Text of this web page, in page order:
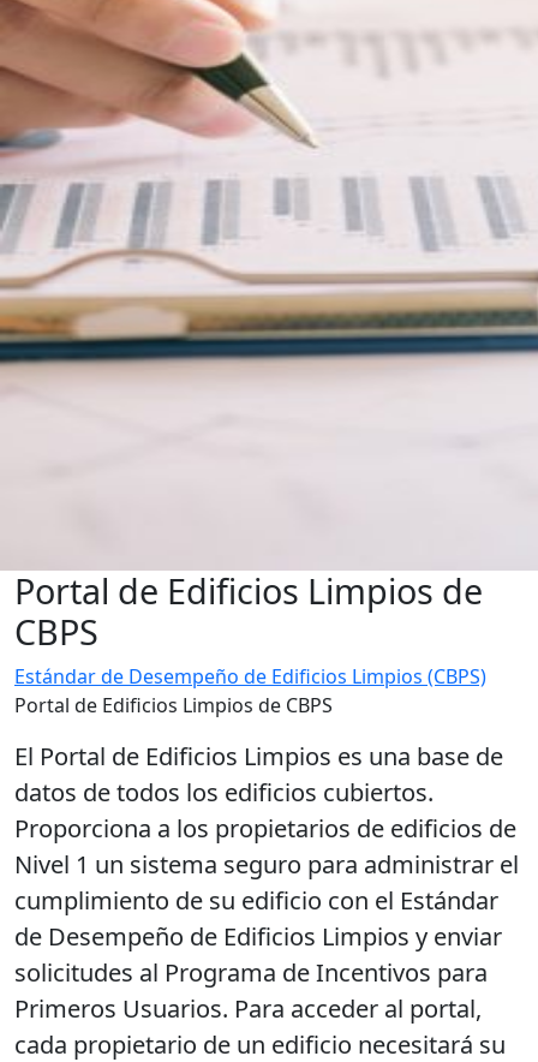
Portal de Edificios Limpios de
CBPS
Estándar de Desempeño de Edificios Limpios (CBPS)
Portal de Edificios Limpios de CBPS
El Portal de Edificios Limpios es una base de
datos de todos los edificios cubiertos.
Proporciona a los propietarios de edificios de
Nivel 1 un sistema seguro para administrar el
cumplimiento de su edificio con el Estándar
de Desempeño de Edificios Limpios y enviar
solicitudes al Programa de Incentivos para
Primeros Usuarios. Para acceder al portal,
cada propietario de un edificio necesitará su